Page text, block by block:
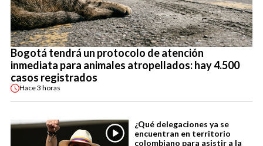
Bogotá tendrá un protocolo de atención
inmediata para animales atropellados: hay 4.500
casos registrados
Hace3 horas
¿Qué delegaciones ya se
encuentran en territorio
colombiano para asistir a la